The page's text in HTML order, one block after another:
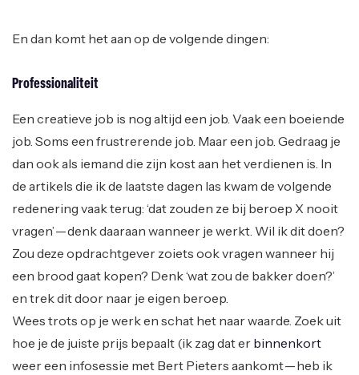
En dan komt het aan op de volgende dingen:
Professionaliteit
Een creatieve job is nog altijd een job. Vaak een boeiende
job. Soms een frustrerende job. Maar een job. Gedraag je
dan ook als iemand die zijn kost aan het verdienen is. In
de artikels die ik de laatste dagen las kwam de volgende
redenering vaak terug: ‘dat zouden ze bij beroep X nooit
vragen’ — denk daaraan wanneer je werkt. Wil ik dit doen?
Zou deze opdrachtgever zoiets ook vragen wanneer hij
een brood gaat kopen? Denk ‘wat zou de bakker doen?’
en trek dit door naar je eigen beroep.
Wees trots op je werk en schat het naar waarde. Zoek uit
hoe je de juiste prijs bepaalt (ik zag dat er binnenkort
weer een infosessie met Bert Pieters aankomt — heb ik